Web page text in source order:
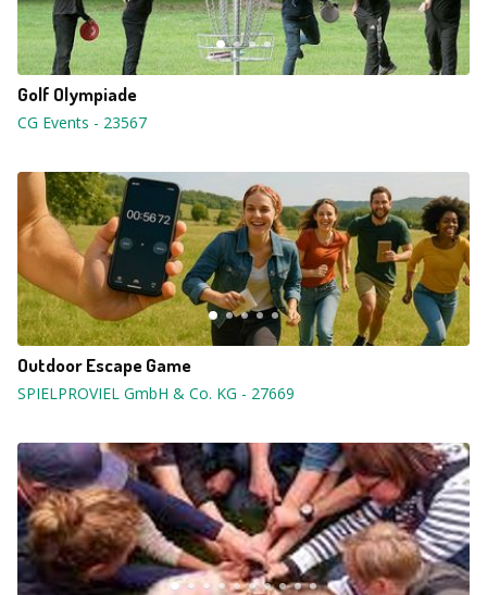
Golf Olympiade
CG Events - 23567
Outdoor Escape Game
SPIELPROVIEL GmbH & Co. KG - 27669